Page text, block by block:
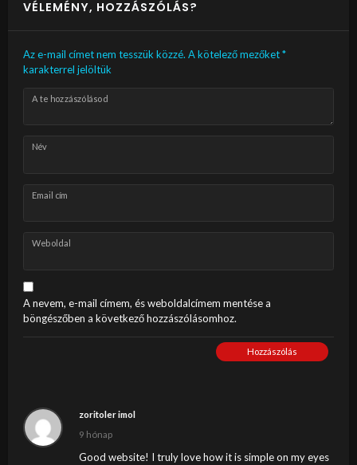
VÉLEMÉNY, HOZZÁSZÓLÁS?
Az e-mail címet nem tesszük közzé. A kötelező mezőket*
karakterrel jelöltük
A te hozzászólásod
Név
Email cím
Weboldal
A nevem, e-mail címem, és weboldalcímem mentése a
böngészőben a következő hozzászólásomhoz.
Hozzászólás
zoritoler imol
9 hónap
Good website! I truly love how it is simple on my eyes